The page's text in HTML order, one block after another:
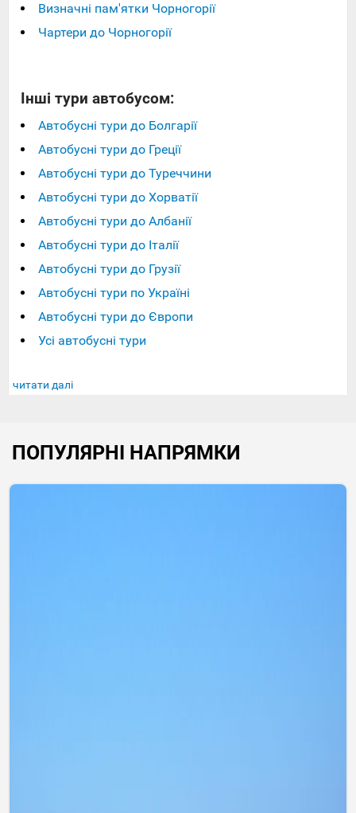
Визначні пам'ятки Чорногорії
Чартери до Чорногорії
Інші тури автобусом:
Автобусні тури до Болгарії
Автобусні тури до Греції
Автобусні тури до Туреччини
Автобусні тури до Хорватії
Автобусні тури до Албанії
Автобусні тури до Італії
Автобусні тури до Грузії
Автобусні тури по Україні
Автобусні тури до Європи
Усі автобусні тури
читати далі
ПОПУЛЯРНІ НАПРЯМКИ